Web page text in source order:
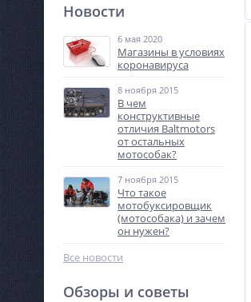
Новости
6 мая 2020
Магазины в условиях
коронавируса
8 ноября 2015
В чем
конструктивные
отличия Baltmotors
от остальных
мотособак?
7 ноября 2015
Что такое
мотобуксировщик
(мотособака) и зачем
он нужен?
Все новости
Обзоры и советы